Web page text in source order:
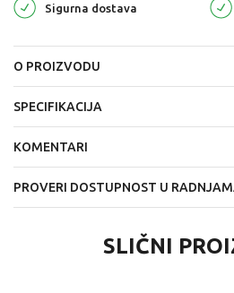
Sigurna dostava
O PROIZVODU
SPECIFIKACIJA
KOMENTARI
PROVERI DOSTUPNOST U
SLIČNI